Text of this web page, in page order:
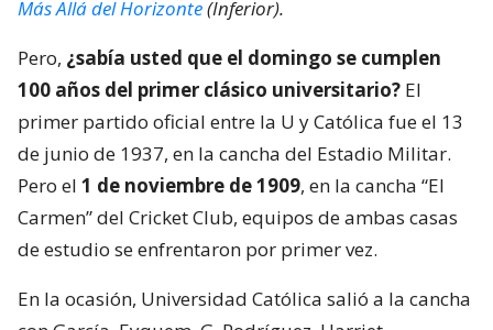
Más Allá del Horizonte(Inferior).
Pero, ¿sabía usted que el domingo se cumplen
100 años del primer clásico universitario? El
primer partido oficial entre la U y Católica fue el 13
de junio de 1937, en la cancha del Estadio Militar.
Pero el 1 de noviembre de 1909, en la cancha “El
Carmen” del Cricket Club, equipos de ambas casas
de estudio se enfrentaron por primer vez.
En la ocasión, Universidad Católica salió a la cancha